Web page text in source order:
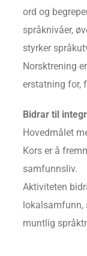
ord og
språknivåer,
styrker
Norsktrening
erstatning for,
Bidrar til
Hovedmålet
Kors er å
samfunnsliv.
Aktiviteten
lokalsamfunn,
muntlig